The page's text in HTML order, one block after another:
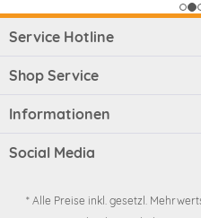
Service Hotline
Shop Service
Informationen
Social Media
* Alle Preise inkl. gesetzl.